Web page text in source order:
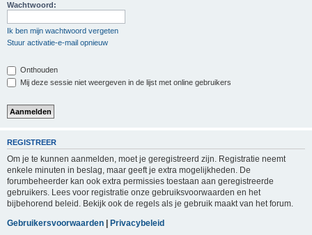
Wachtwoord:
Ik ben mijn wachtwoord vergeten
Stuur activatie-e-mail opnieuw
Onthouden
Mij deze sessie niet weergeven in de lijst met online gebruikers
REGISTREER
Om je te kunnen aanmelden, moet je geregistreerd zijn. Registratie neemt
enkele minuten in beslag, maar geeft je extra mogelijkheden. De
forumbeheerder kan ook extra permissies toestaan aan geregistreerde
gebruikers. Lees voor registratie onze gebruiksvoorwaarden en het
bijbehorend beleid. Bekijk ook de regels als je gebruik maakt van het forum.
Gebruikersvoorwaarden | Privacybeleid